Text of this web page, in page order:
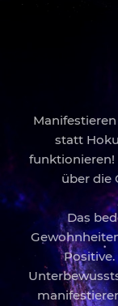
statt
funktionieren!
über die
Das